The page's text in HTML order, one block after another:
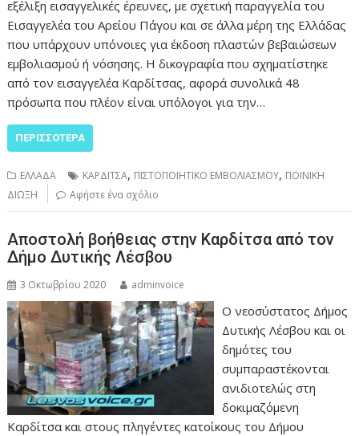
εξέλιξη εισαγγελικές έρευνες, με σχετική παραγγελία του
Εισαγγελέα του Αρείου Πάγου και σε άλλα μέρη της Ελλάδας
που υπάρχουν υπόνοιες για έκδοση πλαστών βεβαιώσεων
εμβολιασμού ή νόσησης. Η δικογραφία που σχηματίστηκε
από τον εισαγγελέα Καρδίτσας, αφορά συνολικά 48
πρόσωπα που πλέον είναι υπόλογοι για την…
ΠΕΡΙΣΣΌΤΕΡΑ
ΕΛΛΑΔΑ ΚΑΡΔΙΤΣΑ, ΠΙΣΤΟΠΟΙΗΤΙΚΟ ΕΜΒΟΛΙΑΣΜΟΥ, ΠΟΙΝΙΚΗ
ΔΙΩΞΗ
Αφήστε ένα σχόλιο
Αποστολή βοήθειας στην Καρδίτσα από τον
Δήμο Δυτικής Λέσβου
3 Οκτωβρίου 2020 adminvoice
Ο νεοσύστατος Δήμος
Δυτικής Λέσβου και οι
δημότες του
συμπαραστέκονται
ανιδιοτελώς στη
δοκιμαζόμενη
Καρδίτσα και στους πληγέντες κατοίκους του Δήμου